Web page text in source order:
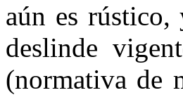
aún es rústico,
deslinde
(normativa de